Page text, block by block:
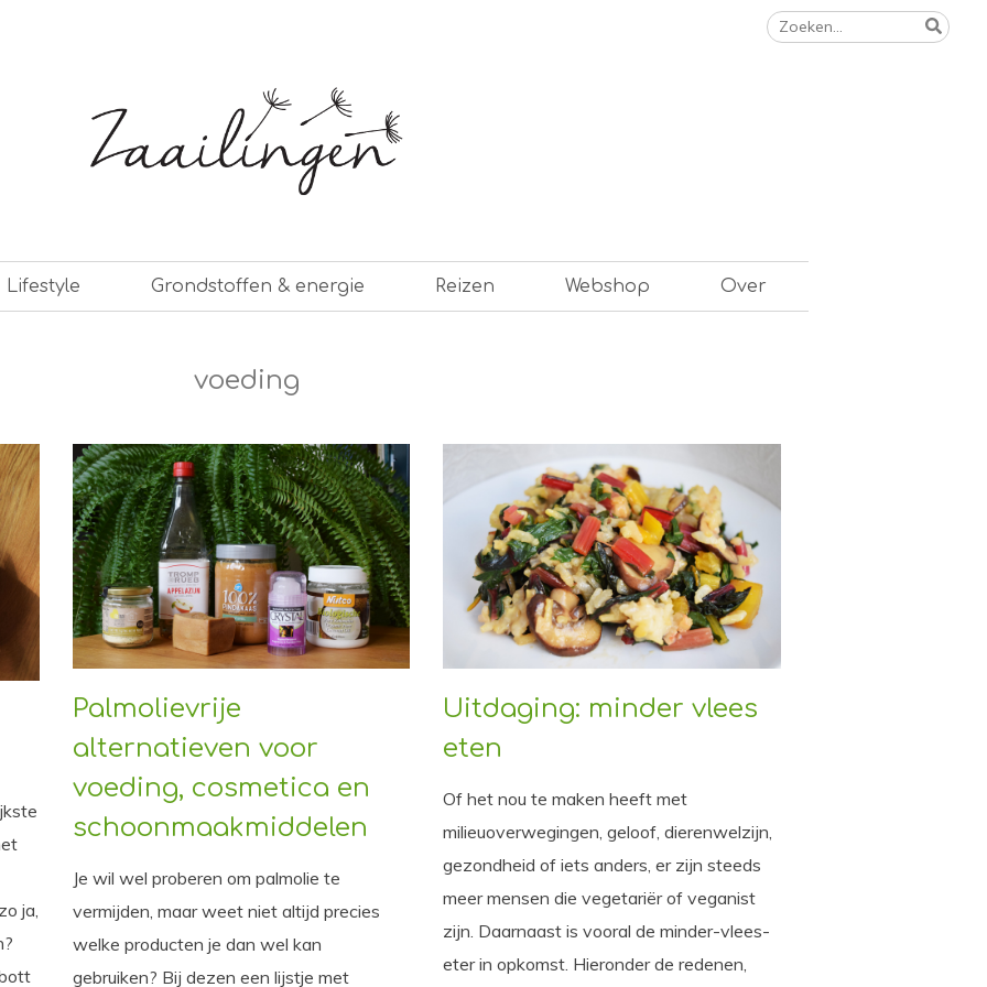
Zoeken
naar:
Lifestyle Grondstoffen & energie Reizen Webshop Over
voeding
ja,
Palmolievrije
alternatieven voor
voeding, cosmetica en
schoonmaakmiddelen
Je wil wel proberen om palmolie te
vermijden, maar weet niet altijd precies
welke producten je dan wel kan
gebruiken? Bij dezen een lijstje met
Uitdaging: minder vlees
eten
Of het nou te maken heeft met
milieuoverwegingen, geloof, dierenwelzijn,
gezondheid of iets anders, er zijn steeds
meer mensen die vegetariër of veganist
zijn. Daarnaast is vooral de minder-vlees-
eter in opkomst. Hieronder de redenen,